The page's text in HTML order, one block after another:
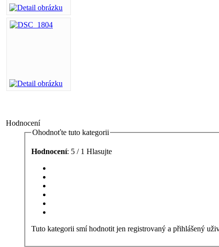
Hodnocení
Ohodnoťte tuto kategorii
Hodnocení: 5 / 1 Hlasujte
Tuto kategorii smí hodnotit jen registrovaný a přihlášený